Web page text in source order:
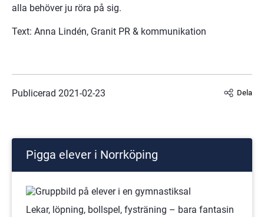
alla behöver ju röra på sig.
Text: Anna Lindén, Granit PR & kommunikation
Publicerad 2021-02-23 Dela
Pigga elever i Norrköping
Lekar, löpning, bollspel, fysträning – bara fantasin